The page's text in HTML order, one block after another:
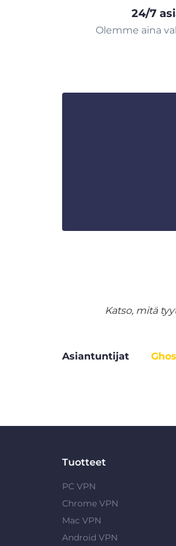
24/7
Olemme aina
Katso, mitä
Asiantuntijat
Tuotteet
PC VPN
Chrome VPN
Mac VPN
Android VPN